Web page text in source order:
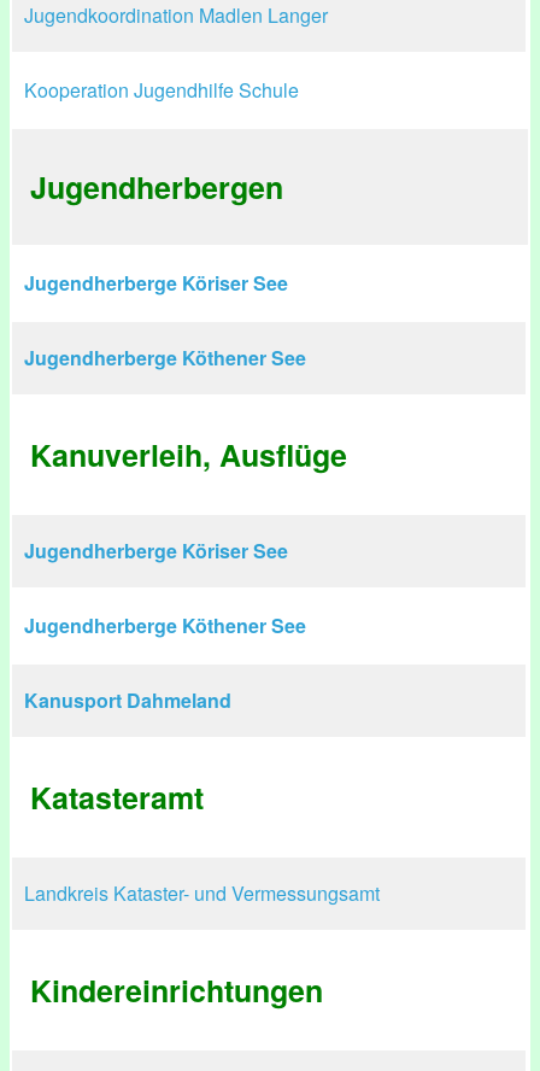
Jugendkoordination Madlen Langer
Kooperation Jugendhilfe Schule
Jugendherbergen
Jugendherberge Köriser See
Jugendherberge Köthener See
Kanuverleih, Ausflüge
Jugendherberge Köriser See
Jugendherberge Köthener See
Kanusport Dahmeland
Katasteramt
Landkreis Kataster- und Vermessungsamt
Kindereinrichtungen